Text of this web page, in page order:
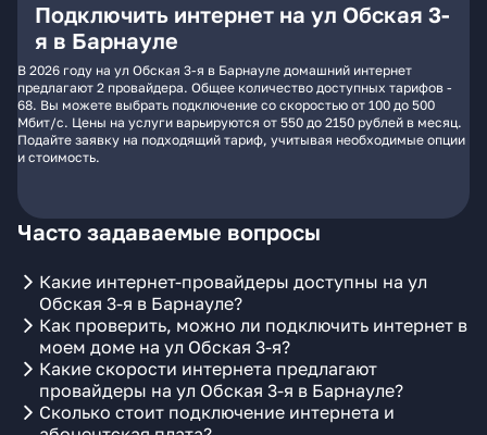
Подключить интернет на ул Обская 3-
я в Барнауле
В 2026 году на ул Обская 3-я в Барнауле домашний интернет
предлагают 2 провайдера. Общее количество доступных тарифов -
68. Вы можете выбрать подключение со скоростью от 100 до 500
Мбит/с. Цены на услуги варьируются от 550 до 2150 рублей в месяц.
Подайте заявку на подходящий тариф, учитывая необходимые опции
и стоимость.
Часто задаваемые вопросы
Какие интернет-провайдеры доступны на ул
Обская 3-я в Барнауле?
Как проверить, можно ли подключить интернет в
моем доме на ул Обская 3-я?
Какие скорости интернета предлагают
провайдеры на ул Обская 3-я в Барнауле?
Сколько стоит подключение интернета и